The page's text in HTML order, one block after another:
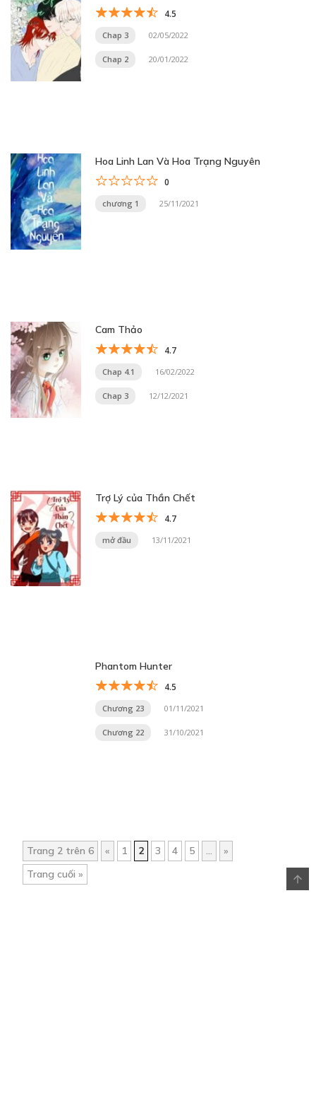
4.5
Chap 3 02/05/2022
Chap 2 20/01/2022
Hoa Linh Lan Và Hoa Trạng Nguyên
0
chương 1 25/11/2021
Cam Thảo
4.7
Chap 4.1 16/02/2022
Chap 3 12/12/2021
Trợ Lý của Thần Chết
4.7
mở đầu 13/11/2021
Phantom Hunter
4.5
Chương 23 01/11/2021
Chương 22 31/10/2021
Trang 2 trên 6 « 1 2 3 4 5 ...
»
Trang cuối »